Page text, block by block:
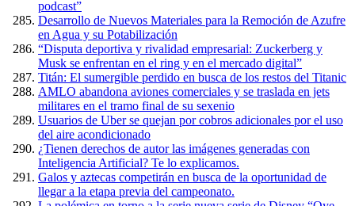
podcast”
Desarrollo de Nuevos Materiales para la Remoción de Azufre
en Agua y su Potabilización
“Disputa deportiva y rivalidad empresarial: Zuckerberg y
Musk se enfrentan en el ring y en el mercado digital”
Titán: El sumergible perdido en busca de los restos del Titanic
AMLO abandona aviones comerciales y se traslada en jets
militares en el tramo final de su sexenio
Usuarios de Uber se quejan por cobros adicionales por el uso
del aire acondicionado
¿Tienen derechos de autor las imágenes generadas con
Inteligencia Artificial? Te lo explicamos.
Galos y aztecas competirán en busca de la oportunidad de
llegar a la etapa previa del campeonato.